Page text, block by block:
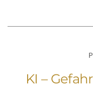
KI –